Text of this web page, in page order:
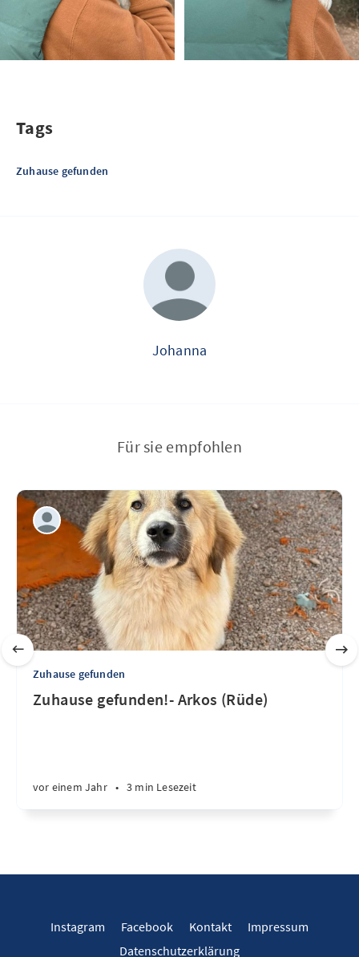
Tags
Zuhause gefunden
Johanna
Für sie empfohlen
Zuhause gefunden
Zuhause gefunden!- Arkos (Rüde)
vor einem Jahr • 3 min Lesezeit
Instagram Facebook Kontakt
Impressum
Datenschutzerklärung